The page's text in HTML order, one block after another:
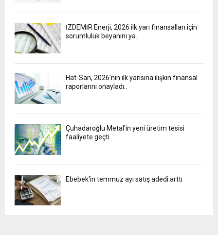
İZDEMİR Enerji, 2026 ilk yarı finansalları için
sorumluluk beyanını ya..
Hat-San, 2026'nın ilk yarısına ilişkin finansal
raporlarını onayladı..
Çuhadaroğlu Metal'in yeni üretim tesisi
faaliyete geçti
Ebebek'in temmuz ayı satış adedi arttı